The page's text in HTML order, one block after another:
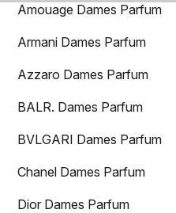
Amouage Dames Parfum
Armani Dames Parfum
Azzaro Dames Parfum
BALR. Dames Parfum
BVLGARI Dames Parfum
Chanel Dames Parfum
Dior Dames Parfum